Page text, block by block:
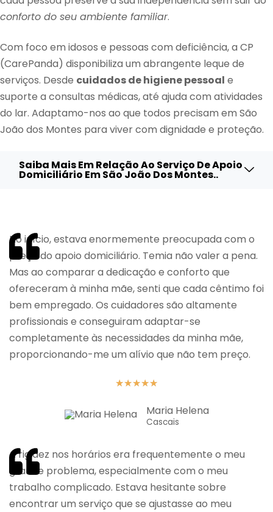
conforto do seu ambiente familiar.
Com foco em idosos e pessoas com deficiência, a CP
(CarePanda) disponibiliza um abrangente leque de
serviços. Desde cuidados de higiene pessoal e
suporte a consultas médicas, até ajuda com atividades
do lar. Adaptamo-nos ao que todos precisam em São
João dos Montes para viver com dignidade e proteção.
Saiba Mais Em Relação Ao Serviço De Apoio
Domiciliário Em São João Dos Montes..
No início, estava enormemente preocupada com o
preço do apoio domiciliário. Temia não valer a pena.
Mas ao comparar a dedicação e conforto que
ofereceram à minha mãe, senti que cada cêntimo foi
bem empregado. Os cuidadores são altamente
profissionais e conseguiram adaptar-se
completamente às necessidades da minha mãe,
proporcionando-me um alívio que não tem preço.
★★★★★
Maria Helena
Cascais
A rigidez nos horários era frequentemente o meu
grande problema, especialmente com o meu
trabalho complicado. Estava hesitante sobre
encontrar um serviço que se ajustasse ao meu